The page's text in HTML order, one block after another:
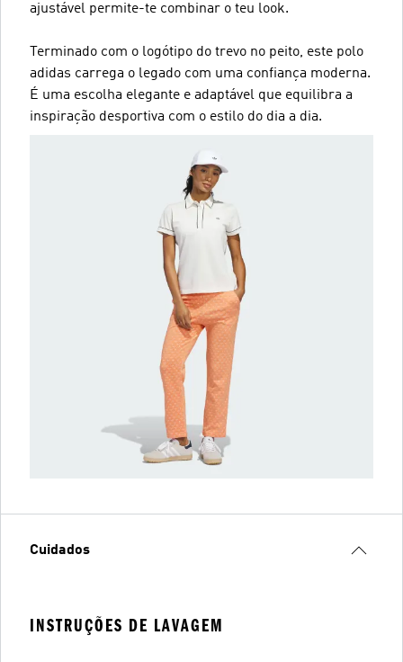
ajustável permite-te combinar o teu look.
Terminado com o logótipo do trevo no peito, este polo
adidas carrega o legado com uma confiança moderna.
É uma escolha elegante e adaptável que equilibra a
inspiração desportiva com o estilo do dia a dia.
Cuidados
INSTRUÇÕES DE LAVAGEM